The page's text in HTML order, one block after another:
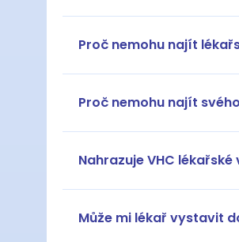
Proč nemohu najít
Proč nemohu najít
Nahrazuje VHC
Může mi lékař vystavit